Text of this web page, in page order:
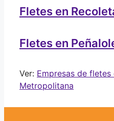
Fletes en
Fletes en
Ver: Empresas de fletes
Metropolitana